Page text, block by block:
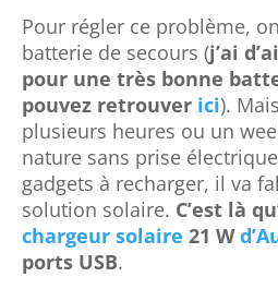
Pour régler ce problème,
batterie de secours (j’ai
pour une très bonne
pouvez retrouver ici).
plusieurs heures ou un
nature sans prise
gadgets à recharger, il va
solution solaire. C’est là
chargeur solaire 21 W
ports USB.